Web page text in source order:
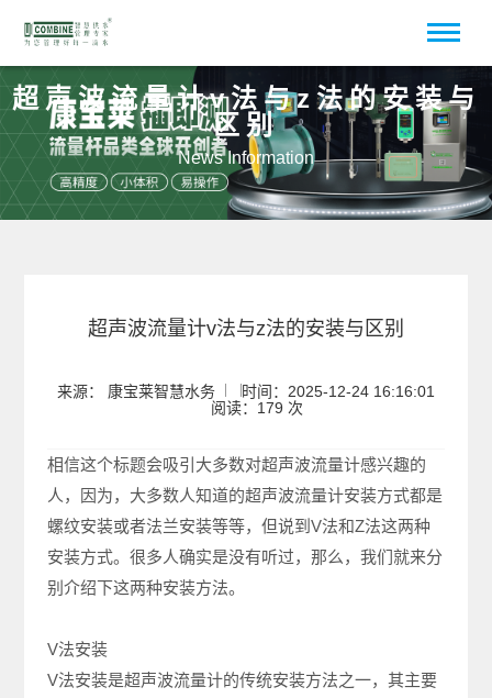
超声波流量计v法与z法的安装与
区别
News Information
超声波流量计v法与z法的安装与区别
来源： 康宝莱智慧水务
时间：2025-12-24 16:16:01
阅读：179 次
相信这个标题会吸引大多数对超声波流量计感兴趣的
人，因为，大多数人知道的超声波流量计安装方式都是
螺纹安装或者法兰安装等等，但说到V法和Z法这两种
安装方式。很多人确实是没有听过，那么，我们就来分
别介绍下这两种安装方法。
V法安装
V法安装是超声波流量计的传统安装方法之一，其主要